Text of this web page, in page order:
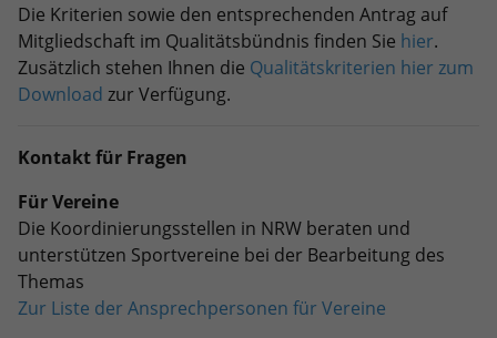
Die Kriterien sowie den entsprechenden Antrag auf
Mitgliedschaft im Qualitätsbündnis finden Sie hier.
Zusätzlich stehen Ihnen die Qualitätskriterien hier zum
Download zur Verfügung.
Kontakt für Fragen
Für Vereine
Die Koordinierungsstellen in NRW beraten und
unterstützen Sportvereine bei der Bearbeitung des
Themas
Zur Liste der Ansprechpersonen für Vereine